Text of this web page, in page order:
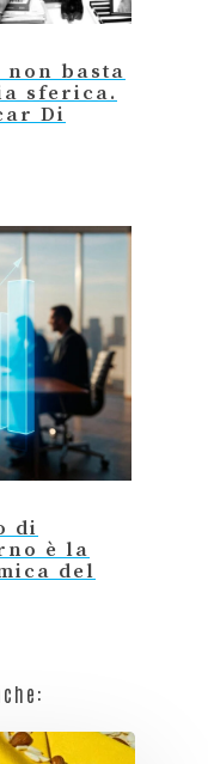
non basta
sferica.
Di
di
è la
del